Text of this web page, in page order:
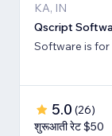
KA, IN
Qscript
Software is
5.0 (26)
शुरूआती रेट $50